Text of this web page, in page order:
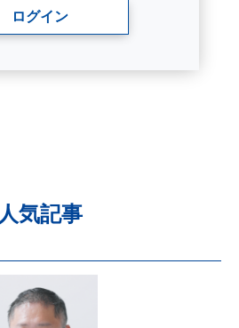
ログイン
人気記事